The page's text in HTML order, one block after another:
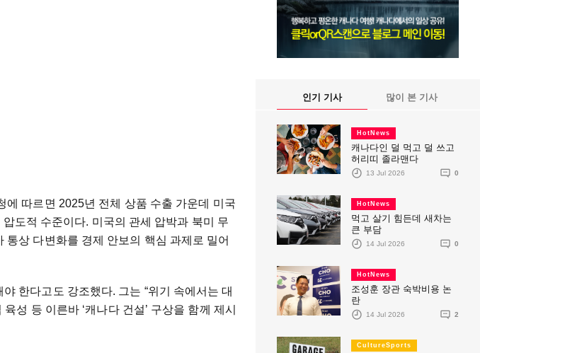
따르면 2025년 전체 상품 수출 가운데 미국
도적 수준이다. 미국의 관세 압박과 북미 무
상 다변화를 경제 안보의 핵심 과제로 밀어
한다고도 강조했다. 그는 “위기 속에서는 대
성 등 이른바 ‘캐나다 건설’ 구상을 함께 제시
인기 기사 많이 본 기사
HotNews
캐나다인 덜 먹고 덜 쓰고
허리띠 졸라맨다
13 Jul 2026 0
HotNews
먹고 살기 힘든데 새차는
큰 부담
14 Jul 2026 0
HotNews
조성훈 장관 숙박비용 논
란
14 Jul 2026 2
CultureSports